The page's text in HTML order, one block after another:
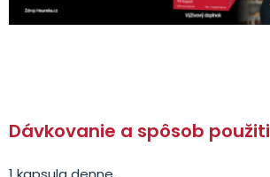
Dávkovanie a spôsob